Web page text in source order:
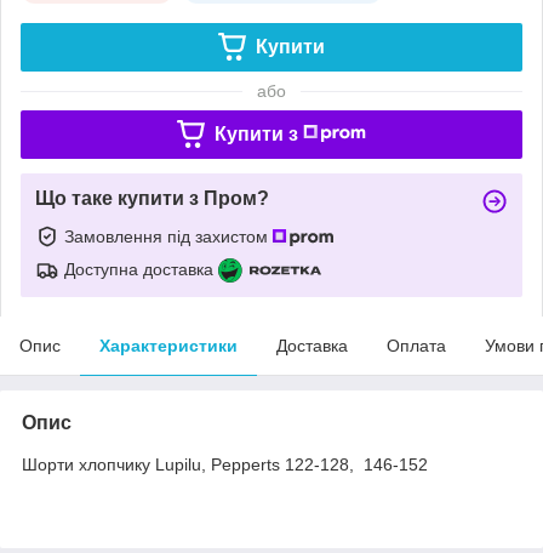
Купити
або
Купити з
Що таке купити з Пром?
Замовлення під захистом
Доступна доставка
Опис Характеристики Доставка Оплата Умови
Опис
Шорти хлопчику Lupilu, Pepperts 122-128, 146-152